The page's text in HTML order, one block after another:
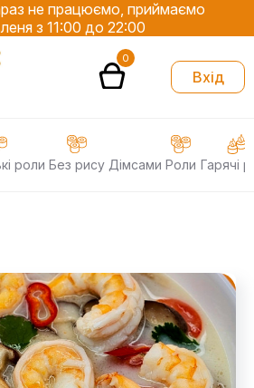
не працюємо, приймаємо
з 11:00 до 22:00
0
Вхід
роли Без рису Дімсами Роли Гарячі